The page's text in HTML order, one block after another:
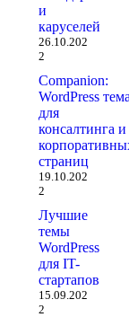
и
каруселей
26.10.202
2
Companion:
WordPress
для
консалтинга и
страниц
19.10.202
2
Лучшие
темы
WordPress
для IT-
стартапов
15.09.202
2